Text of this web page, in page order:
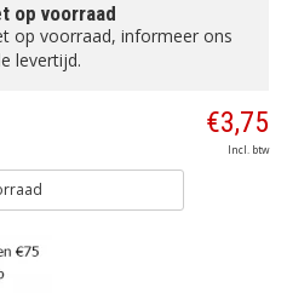
op voorraad
op voorraad, informeer ons
levertijd.
€3,75
Incl. btw